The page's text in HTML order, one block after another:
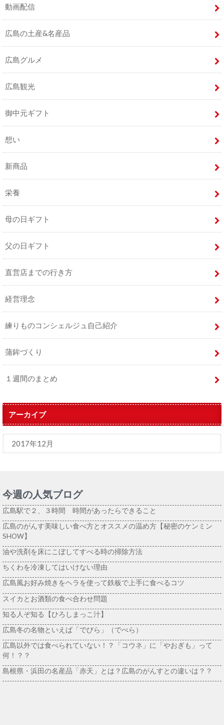
動画配信
広島の土産&名産品
広島グルメ
広島観光
御中元ギフト
想い
新商品
栄養
母の日ギフト
父の日ギフト
直営店までの行き方
経営理念
練りものコンシェルジュ自己紹介
蒲鉾づくり
１週間のまとめ
アーカイブ
今週の人気ブログ
広島駅で２、３時間 時間があったらできること
広島のがんす美味しい食べ方とオススメの温め方【秘密のケンミン
SHOW】
油や洗剤を床にこぼしてすべる時の掃除方法
ちくわを冷凍してはいけない理由
広島風お好み焼きをヘラを使って鉄板で上手に食べるコツ
スイカとお酒類の食べ合わせ問題
知る人ぞ知る【ひろしまっこ汁】
広島冬の名物といえば「でびら」（でべら）
広島以外では食べられていない！？「コウネ」に「やおぎも」って
何！？？
島根県・浜田の名産品「赤天」とは？広島のがんすとの違いは？？